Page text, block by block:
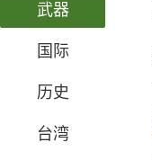
武器
国际
历史
台湾